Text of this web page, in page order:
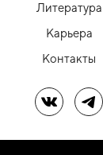
Литература
Карьера
Контакты
Мы в ВКМы